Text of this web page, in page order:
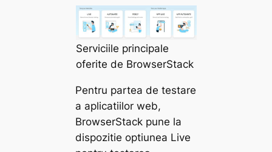
Serviciile principale
oferite de BrowserStack
Pentru partea de testare
a aplicatiilor web,
BrowserStack pune la
dispozitie optiunea Live